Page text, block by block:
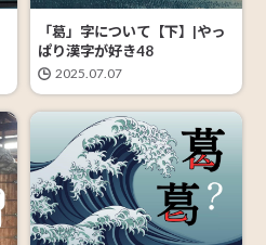
「葛」字について【下】|やっ
ぱり漢字が好き48
2025.07.07